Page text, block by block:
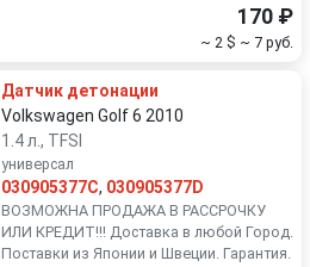
170 ₽
~ 2 $ ~ 7 руб.
Датчик детонации
Volkswagen Golf 6 2010
1.4 л., TFSI
универсал
030905377C, 030905377D
ВОЗМОЖНА ПРОДАЖА В РАССРОЧКУ
ИЛИ КРЕДИТ!!! Доставка в любой Город.
Поставки из Японии и Швеции. Гарантия.